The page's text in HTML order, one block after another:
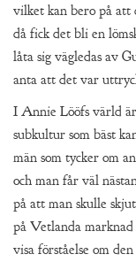
vilket kan bero på att
då fick det bli en
låta sig vägledas av
anta att det var
I Annie Lööfs värld
subkultur som bäst
män som tycker om
och man får väl
på att man skulle
på Vetlanda
visa förståelse om